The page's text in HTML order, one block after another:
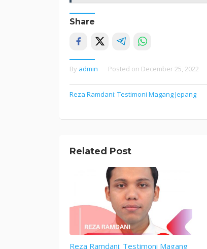
Share
By admin Posted on December 25, 2022
Post
Reza Ramdani: Testimoni Magang Jepang
Related Post
Reza Ramdani: Testimoni Magang